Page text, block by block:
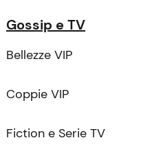
Gossip e TV
Bellezze VIP
Coppie VIP
Fiction e Serie TV